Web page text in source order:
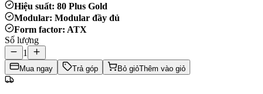
Hiệu suất: 80 Plus Gold
Modular: Modular đầy đủ
Form factor: ATX
Số lượng
1
Mua ngay Trả góp Bỏ giỏThêm vào giỏ